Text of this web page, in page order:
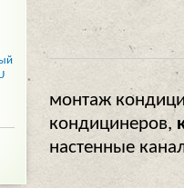
монтаж
кондицинеров,
настенные